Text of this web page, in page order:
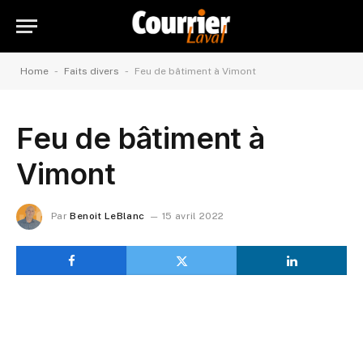
Home - Faits divers - Feu de bâtiment à Vimont
Feu de bâtiment à
Vimont
Par Benoit LeBlanc 15 avril 2022